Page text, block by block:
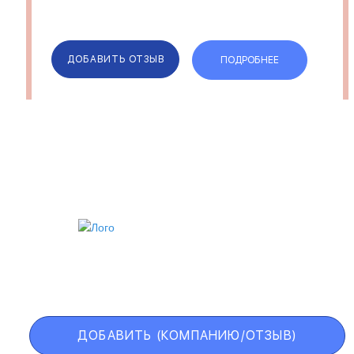
ДОБАВИТЬ ОТЗЫВ ПОДРОБНЕЕ
ДОБАВИТЬ (КОМПАНИЮ/ОТЗЫВ)